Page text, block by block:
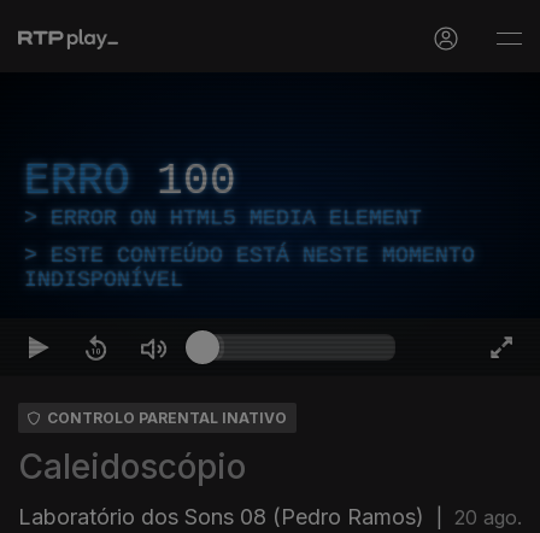
ERRO 100
ERROR ON HTML5 MEDIA ELEMENT
ESTE CONTEÚDO ESTÁ NESTE MOMENTO
INDISPONÍVEL
CONTROLO PARENTAL INATIVO
Caleidoscópio
Laboratório dos Sons 08 (Pedro Ramos)
20 ago.